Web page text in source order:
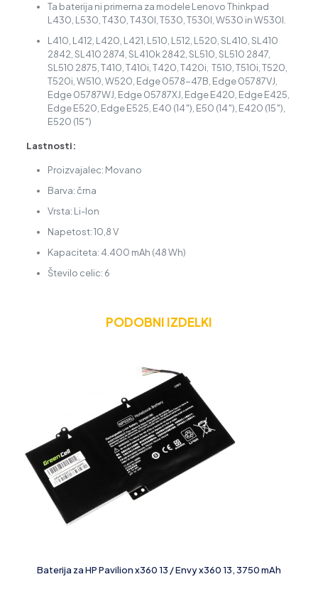
Ta baterija ni primerna za modele Lenovo Thinkpad
L430, L530, T430, T430I, T530, T530I, W530 in W530I.
L410, L412, L420, L421, L510, L512, L520, SL410, SL410
2842, SL410 2874, SL410k 2842, SL510, SL510 2847,
SL510 2875, T410, T410i, T420, T420i, T510, T510i, T520,
T520i, W510, W520, Edge 0578-47B, Edge 05787VJ,
Edge 05787WJ, Edge 05787XJ, Edge E420, Edge E425,
Edge E520, Edge E525, E40 (14″), E50 (14″), E420 (15″),
E520 (15″)
Lastnosti:
Proizvajalec: Movano
Barva: črna
Vrsta: Li-Ion
Napetost: 10,8 V
Kapaciteta: 4.400 mAh (48 Wh)
Število celic: 6
PODOBNI IZDELKI
Baterija za HP Pavilion x360 13 / Envy x360 13, 3750 mAh